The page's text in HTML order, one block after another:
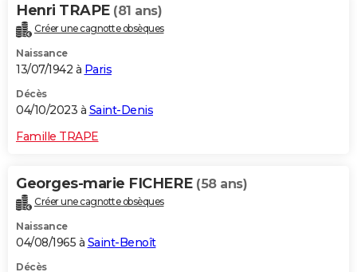
Henri TRAPE (81 ans)
Créer une cagnotte obsèques
Naissance
13/07/1942 à Paris
Décès
04/10/2023 à Saint-Denis
Famille TRAPE
Georges-marie FICHERE (58 ans)
Créer une cagnotte obsèques
Naissance
04/08/1965 à Saint-Benoît
Décès